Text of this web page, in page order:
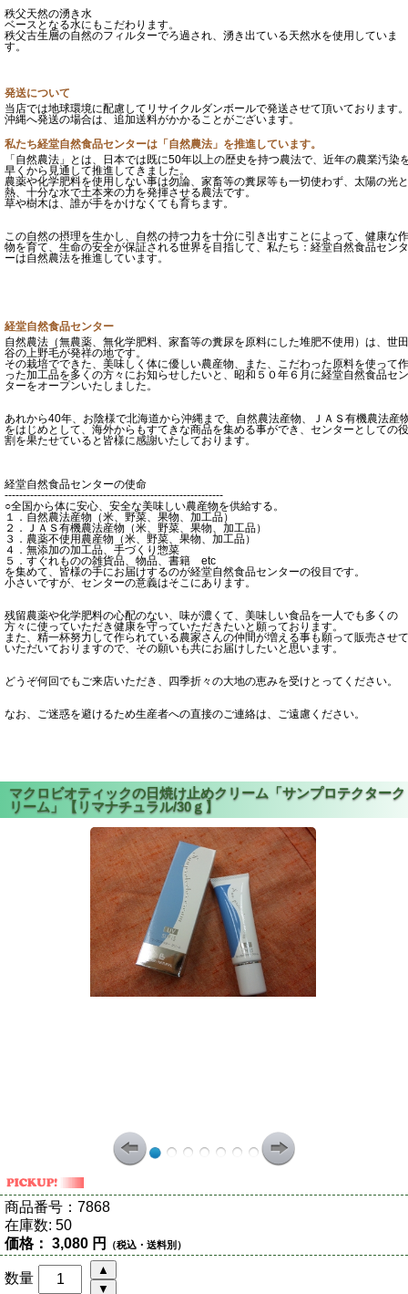
秩父天然の湧き水
ベースとなる水にもこだわります。
秩父古生層の自然のフィルターでろ過され、湧き出ている天然水を使用していま
す。
発送について
当店では地球環境に配慮してリサイクルダンボールで発送させて頂いております。
沖縄へ発送の場合は、追加送料がかかることがございます。
私たち経堂自然食品センターは「自然農法」を推進しています。
「自然農法」とは、日本では既に50年以上の歴史を持つ農法で、近年の農業汚染
早くから見通して推進してきました。
農薬や化学肥料を使用しない事は勿論、家畜等の糞尿等も一切使わず、太陽の光と
熱、十分な水で土本来の力を発揮させる農法です。
草や樹木は、誰が手をかけなくても育ちます。
この自然の摂理を生かし、自然の持つ力を十分に引き出すことによって、健康な作
物を育て、生命の安全が保証される世界を目指して、私たち：経堂自然食品センタ
ーは自然農法を推進しています。
経堂自然食品センター
自然農法（無農薬、無化学肥料、家畜等の糞尿を原料にした堆肥不使用）は、世田
谷の上野毛が発祥の地です。
その栽培でできた、美味しく体に優しい農産物、また、こだわった原料を使って作
った加工品を多くの方々にお知らせしたいと、昭和５０年６月に経堂自然食品セン
ターをオープンいたしました。
あれから40年、お陰様で北海道から沖縄まで、自然農法産物、ＪＡＳ有機農法産
をはじめとして、海外からもすてきな商品を集める事ができ、センターとしての役
割を果たせていると皆様に感謝いたしております。
経堂自然食品センターの使命
------------------------------------------------------------
○全国から体に安心、安全な美味しい農産物を供給する。
１．自然農法産物（米、野菜、果物、加工品）
２．ＪＡＳ有機農法産物（米、野菜、果物、加工品）
３．農薬不使用農産物（米、野菜、果物、加工品）
４．無添加の加工品、手づくり惣菜
５．すぐれものの雑貨品、物品、書籍 etc
を集めて、皆様の手にお届けするのが経堂自然食品センターの役目です。
小さいですが、センターの意義はそこにあります。
残留農薬や化学肥料の心配のない、味が濃くて、美味しい食品を一人でも多くの
方々に使っていただき健康を守っていただきたいと願っております。
また、精一杯努力して作られている農家さんの仲間が増える事も願って販売させて
いただいておりますので、その願いも共にお届けしたいと思います。
どうぞ何回でもご来店いただき、四季折々の大地の恵みを受けとってください。
なお、ご迷惑を避けるため生産者への直接のご連絡は、ご遠慮ください。
商品番号： 7868
在庫数: 50
価格： 3,080 円 （税込・送料別）
数量